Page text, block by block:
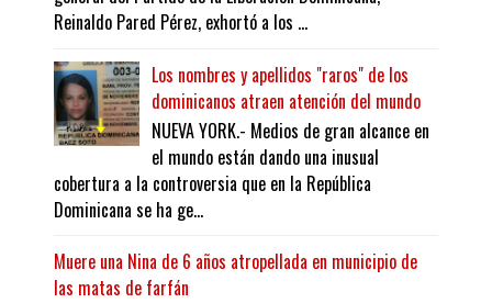
Reinaldo Pared Pérez, exhortó a los ...
Los nombres y apellidos "raros" de los
dominicanos atraen atención del mundo
NUEVA YORK.- Medios de gran alcance en
el mundo están dando una inusual
cobertura a la controversia que en la República
Dominicana se ha ge...
Muere una Nina de 6 años atropellada en municipio de
las matas de farfán